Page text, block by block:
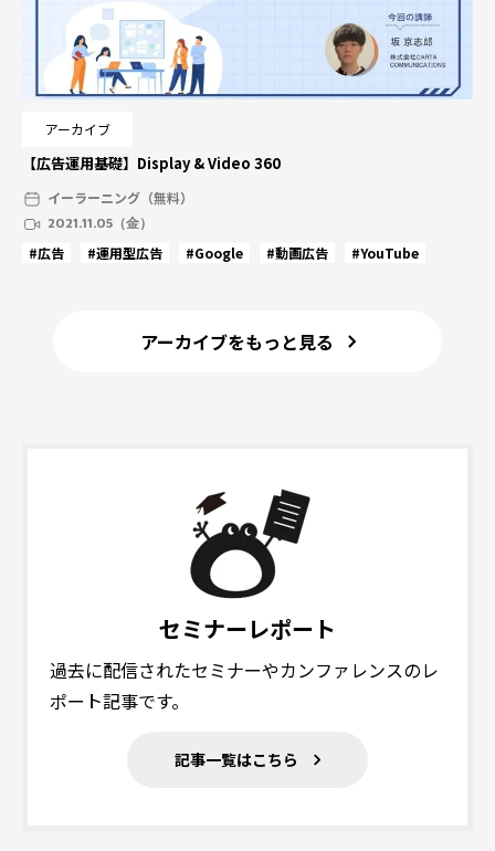
アーカイブ
【広告運用基礎】Display & Video 360
イーラーニング（無料）
2021.11.05（金）
#広告 #運用型広告 #Google #動画広告 #YouTube
アーカイブをもっと見る
セミナーレポート
過去に配信されたセミナーやカンファレンスのレ
ポート記事です。
記事一覧はこちら